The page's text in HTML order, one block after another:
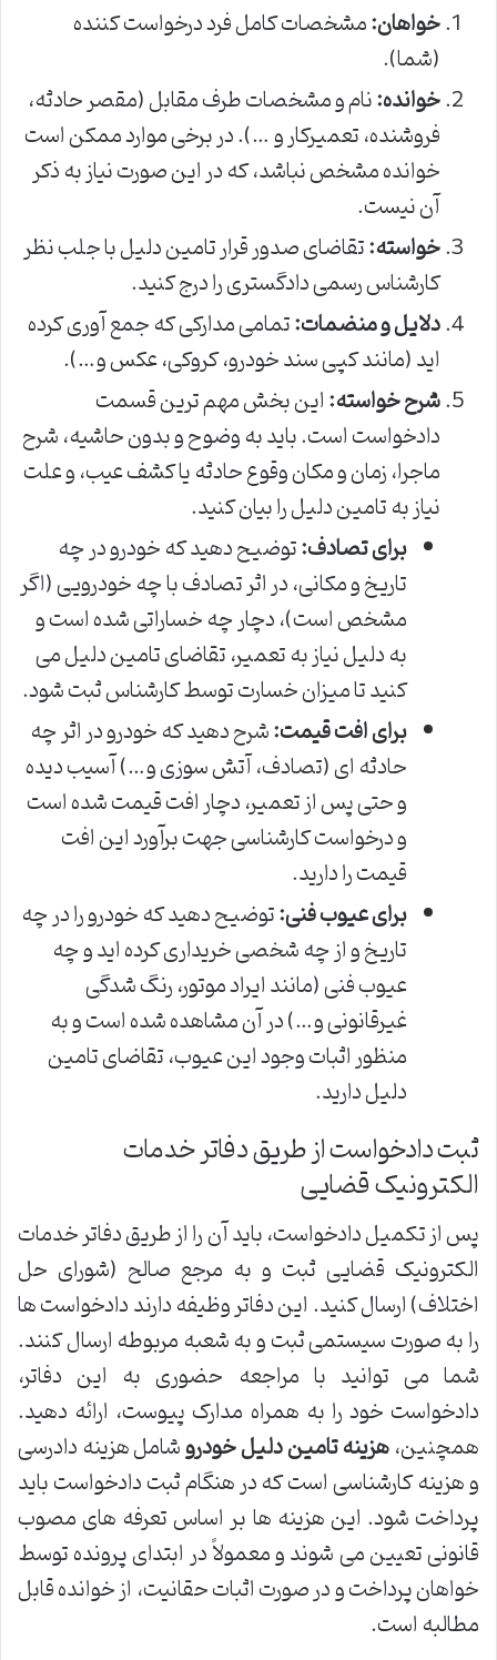
خواهان:مشخصات کامل فرد درخواست کننده
(شما).
خوانده:نام و مشخصات طرف مقابل (مقصر حادثه،
فروشنده، تعمیرکار و …). در برخی موارد ممکن است
خوانده مشخص نباشد، که در این صورت نیاز به ذکر
آن نیست.
خواسته:تقاضای صدور قرار تامین دلیل با جلب نظر
کارشناس رسمی دادگستری را درج کنید.
دلایل و منضمات:تمامی مدارکی که جمع آوری کرده
اید (مانند کپی سند خودرو، کروکی، عکس و…).
شرح خواسته:این بخش مهم ترین قسمت
دادخواست است. باید به وضوح و بدون حاشیه، شرح
ماجرا، زمان و مکان وقوع حادثه یا کشف عیب، و علت
نیاز به تامین دلیل را بیان کنید.
برای تصادف:توضیح دهید که خودرو در چه
تاریخ و مکانی، در اثر تصادف با چه خودرویی (اگر
مشخص است)، دچار چه خساراتی شده است و
به دلیل نیاز به تعمیر، تقاضای تامین دلیل می
کنید تا میزان خسارت توسط کارشناس ثبت شود.
برای افت قیمت:شرح دهید که خودرو در اثر چه
حادثه ای (تصادف، آتش سوزی و…) آسیب دیده
و حتی پس از تعمیر، دچار افت قیمت شده است
و درخواست کارشناسی جهت برآورد این افت
قیمت را دارید.
برای عیوب فنی:توضیح دهید که خودرو را در چه
تاریخ و از چه شخصی خریداری کرده اید و چه
عیوب فنی (مانند ایراد موتور، رنگ شدگی
غیرقانونی و…) در آن مشاهده شده است و به
منظور اثبات وجود این عیوب، تقاضای تامین
دلیل دارید.
ثبت دادخواست از طریق دفاتر خدمات
الکترونیک قضایی
پس از تکمیل دادخواست، باید آن را از طریق دفاتر خدمات
الکترونیک قضایی ثبت و به مرجع صالح (شورای حل
اختلاف) ارسال کنید. این دفاتر وظیفه دارند دادخواست ها
را به صورت سیستمی ثبت و به شعبه مربوطه ارسال کنند.
شما می توانید با مراجعه حضوری به این دفاتر،
دادخواست خود را به همراه مدارک پیوست، ارائه دهید.
همچنین،هزینه تامین دلیل خودروشامل هزینه دادرسی
و هزینه کارشناسی است که در هنگام ثبت دادخواست باید
پرداخت شود. این هزینه ها بر اساس تعرفه های مصوب
قانونی تعیین می شوند و معمولاً در ابتدای پرونده توسط
خواهان پرداخت و در صورت اثبات حقانیت، از خوانده قابل
مطالبه است.